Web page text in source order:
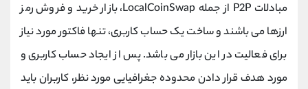
مبادلات P2P از جمله LocalCoinSwap، بازار خرید و فروش رمز
ارزها می باشند و ساخت یک حساب کاربری، تنها فاکتور مورد نیاز
برای فعالیت در این بازار می باشد. پس از ایجاد حساب کاربری و
مورد هدف قرار دادن محدوده جغرافیایی مورد نظر، کاربران باید